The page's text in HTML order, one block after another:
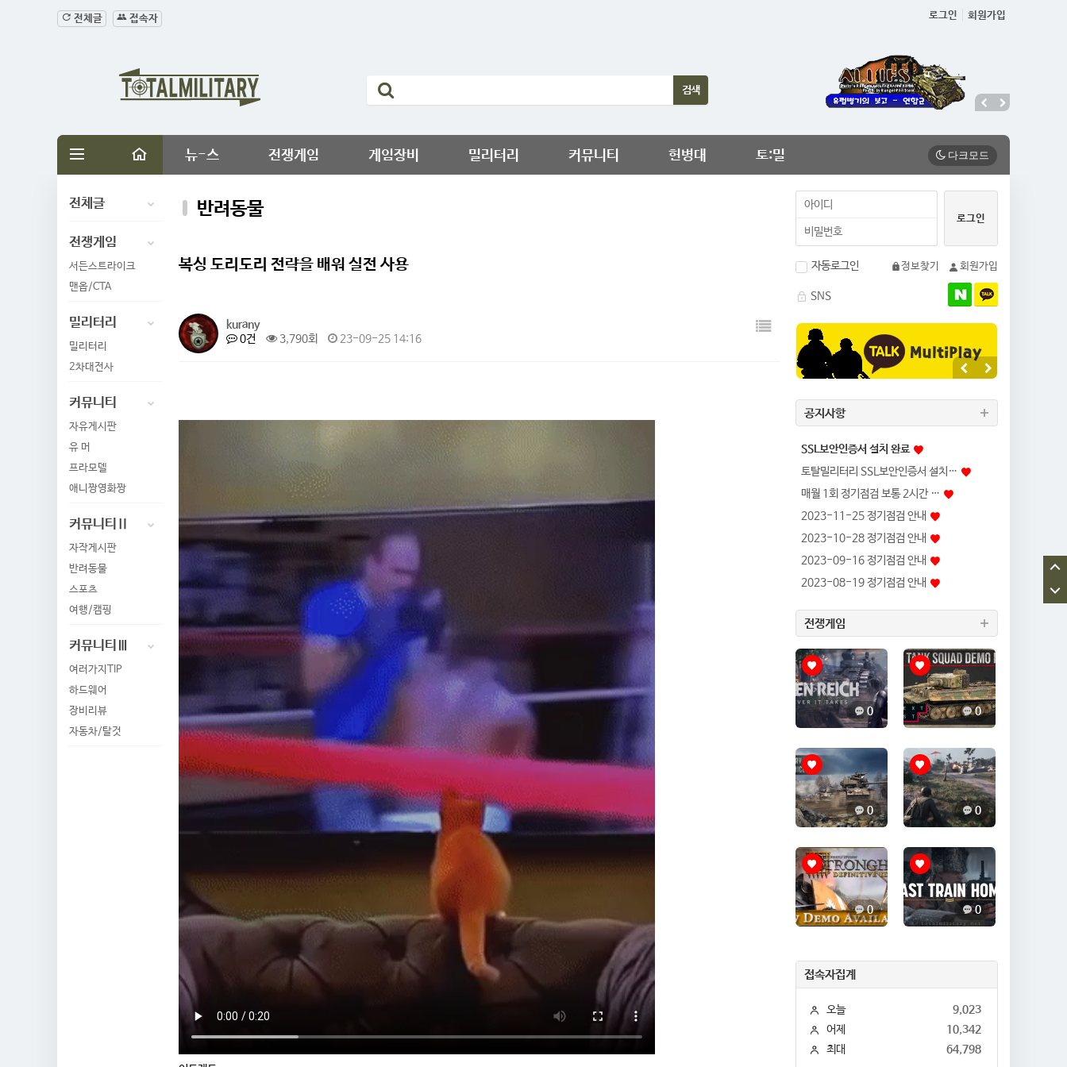
전체글 접속자 로그인 회원가입
뉴-스 전쟁게임 게임장비 밀리터리 커뮤니티 헌병대 토:밀
전체글
전쟁게임
서든스트라이크
맨옵/CTA
밀리터리
밀리터리
2차대전사
커뮤니티
자유게시판
유 머
프라모델
애니짱영화짱
커뮤니티Ⅱ
자작게시판
반려동물
스포츠
여행/캠핑
커뮤니티Ⅲ
여러가지TIP
하드웨어
장비리뷰
자동차/탈것
반려동물
복싱 도리도리 전략을 배워 실전 사용
kurany
0건
3,790회 23-09-25 14:16
자동로그인 정보찾기 회원가입
SNS
공지사항
SSL보안인증서 설치 완료
토탈밀리터리 SSL보안인증서 설치…
매월 1회 정기점검 보통 2시간 …
2023-11-25 정기점검 안내
2023-10-28 정기점검 안내
2023-09-16 정기점검 안내
2023-08-19 정기점검 안내
전쟁게임
0 0
0 0
0 0
접속자집계
오늘
9,023
어제
10,342
최대
64,798